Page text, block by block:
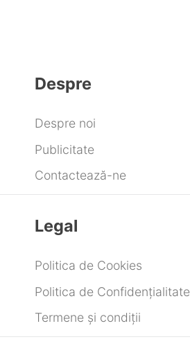
Despre
Despre noi
Publicitate
Contactează-ne
Legal
Politica de Cookies
Politica de Confidențialitate
Termene și condiții